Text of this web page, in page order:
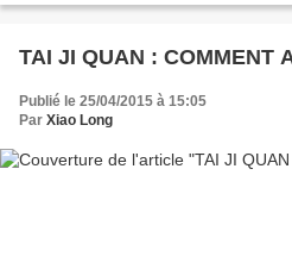
TAI JI QUAN : COMMENT
Publié le 25/04/2015 à 15:05
Par Xiao Long